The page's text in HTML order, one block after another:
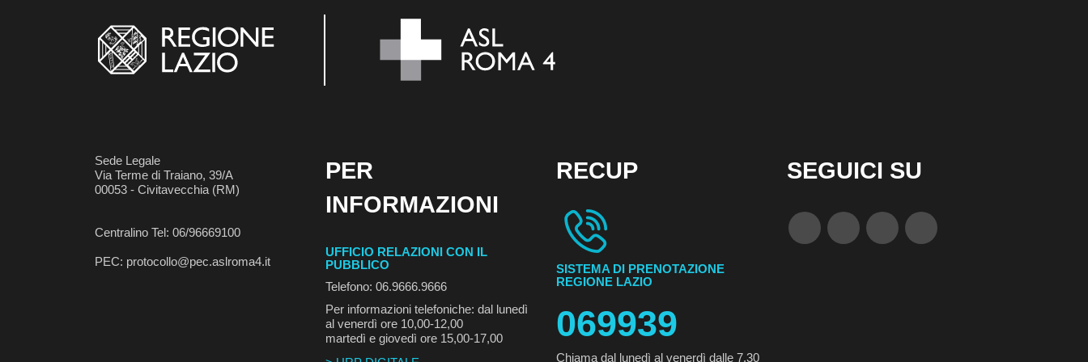
Sede Legale
Via Terme di Traiano, 39/A
00053 - Civitavecchia (RM)
Centralino Tel: 06/96669100
PEC: protocollo@pec.aslroma4.it
PER
INFORMAZIONI
UFFICIO RELAZIONI CON IL
PUBBLICO
Telefono: 06.9666.9666
Per informazioni telefoniche: dal lunedì
al venerdì ore 10,00-12,00
martedì e giovedì ore 15,00-17,00
RECUP
SISTEMA DI PRENOTAZIONE
REGIONE LAZIO
069939
Chiama dal lunedì al venerdì dalle 7.30
SEGUICI SU